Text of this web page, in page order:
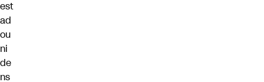
est
ad
ou
ni
de
ns